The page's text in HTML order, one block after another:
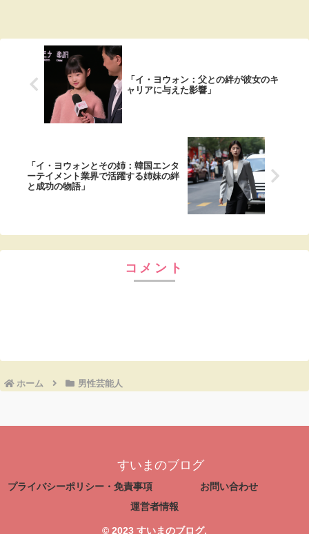
「イ・ヨウォン：父との絆が彼女のキ
ャリアに与えた影響」
「イ・ヨウォンとその姉：韓国エンタ
ーテイメント業界で活躍する姉妹の絆
と成功の物語」
コメント
ホーム 男性芸能人
すいまのブログ
プライバシーポリシー・免責事項
お問い合わせ
運営者情報
© 2023 すいまのブログ.